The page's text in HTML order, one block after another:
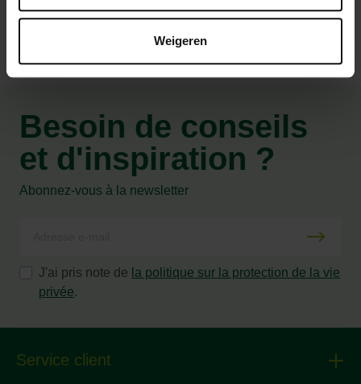
Weigeren
Besoin de conseils
et d'inspiration ?
Abonnez-vous à la newsletter
J'ai pris note de la politique sur la protection de la vie
privée.
Service client